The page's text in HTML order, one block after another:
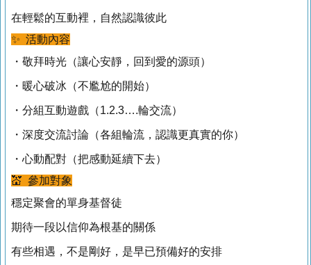
在輕鬆的互動裡，自然認識彼此
✨ 活動內容
・敬拜時光（讓心安靜，回到愛的源頭）
・暖心破冰（不尷尬的開始）
・分組互動遊戲（1.2.3….輪交流）
・深度交流討論（各組輪流，認識更真實的你）
・心動配對（把感動延續下去）
💒 參加對象
穩定聚會的單身基督徒
期待一段以信仰為根基的關係
有些相遇，不是剛好，是早已預備好的安排